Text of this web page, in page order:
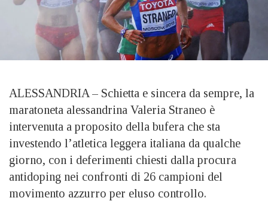
ALESSANDRIA – Schietta e sincera da sempre, la
maratoneta alessandrina Valeria Straneo è
intervenuta a proposito della bufera che sta
investendo l’atletica leggera italiana da qualche
giorno, con i deferimenti chiesti dalla procura
antidoping nei confronti di 26 campioni del
movimento azzurro per eluso controllo.